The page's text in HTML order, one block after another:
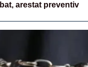
arestat preventiv